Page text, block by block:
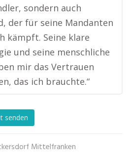
sondern auch
der für seine Mandanten
kämpft. Seine klare
und seine menschliche
mir das Vertrauen
das ich brauchte.“
senden
Mittelfranken